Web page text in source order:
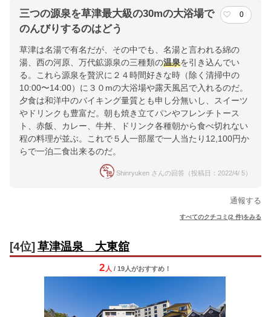
三つの源泉を草津最大級の30mの大浴場で
のんびりするのはどう
0
草津は名湯で有名だが、その中でも、名湯と言われる綿の
湯、西の河原、万代鉱源泉の三種類の温泉を引き込んでい
る。これら源泉を贅沢に２４時間好きな時（除く清掃中の
10:00〜14:00）に３０mの大浴場や露天風呂で入れるのだ。
夕食は和洋中のバイキング量質とも申し分無いし、スイーツ
やドリンクも豊富だ。朝も焼き立てパンやフレンチトース
ト、赤飯、カレー、牛丼、ドリンク各種朝から食べ切れない
程の料理が並ぶ。これで５人一部屋で一人当たり12,100円か
らで一泊二食出来るのだ。
Shinryuken さんの回答（投稿日：2022/4/ 5）
通報する
すべてのクチコミ(2 件)をみる
[4位] 草津温泉 大東舘
2 人 / 19人がおすすめ！